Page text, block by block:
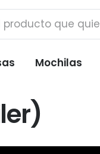
Mochilas